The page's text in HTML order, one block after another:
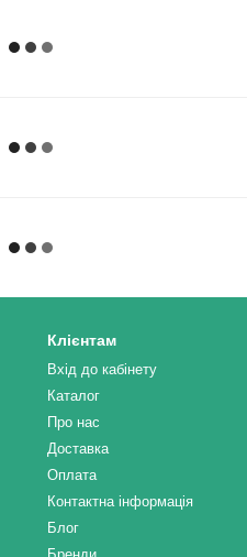
Клієнтам
Вхід до кабінету
Каталог
Про нас
Доставка
Оплата
Контактна інформація
Блог